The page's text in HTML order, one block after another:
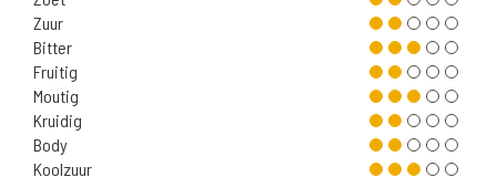
Zuur
Bitter
Fruitig
Moutig
Kruidig
Body
Koolzuur